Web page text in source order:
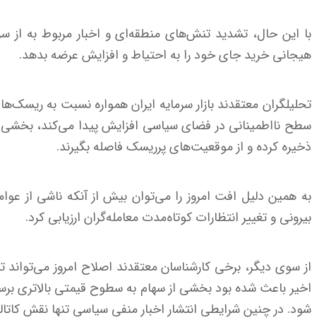
با این حال، تشدید تنش‌های منطقه‌ای و اخبار مربوط به
هیجانی خرید جای خود را به احتیاط و افزایش عرضه بدهد.
تحلیلگران معتقدند بازار سرمایه ایران همواره نسبت به
سطح نااطمینانی در فضای سیاسی افزایش پیدا می‌کند،
ذخیره کرده و از موقعیت‌های پرریسک فاصله بگیرند.
به همین دلیل افت امروز را می‌توان بیش از آنکه ناشی از
بیرونی و تغییر انتظارات کوتاه‌مدت معامله‌گران ارزیابی کرد.
از سوی دیگر، برخی کارشناسان معتقدند اصلاح امروز
اخیر باعث شده بود بخشی از سهام به سطوح قیمتی بالاتری
شود. در چنین شرایطی انتشار اخبار منفی سیاسی تنها نقش